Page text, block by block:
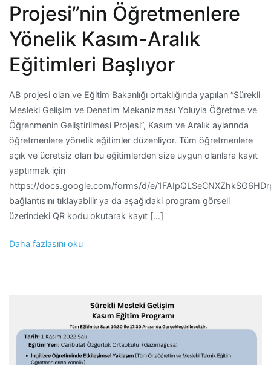
Projesi”nin Öğretmenlere
Yönelik Kasım-Aralık
Eğitimleri Başlıyor
AB projesi olan ve Eğitim Bakanlığı ortaklığında yapılan “Sürekli
Mesleki Gelişim ve Denetim Mekanizması Yoluyla Öğretme ve
Öğrenmenin Geliştirilmesi Projesi”, Kasım ve Aralık aylarında
öğretmenlere yönelik eğitimler düzenliyor. Tüm öğretmenlere
açık ve ücretsiz olan bu eğitimlerden size uygun olanlara kayıt
yaptırmak için
https://docs.google.com/forms/d/e/
bağlantısını tıklayabilir ya da aşağıdaki program görseli
üzerindeki QR kodu okutarak kayıt […]
Daha fazlasını oku